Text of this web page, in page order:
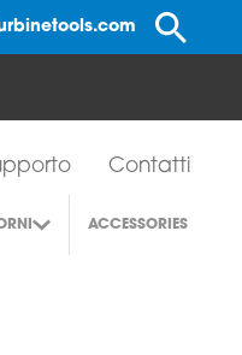
Contatti
ACCESSORIES